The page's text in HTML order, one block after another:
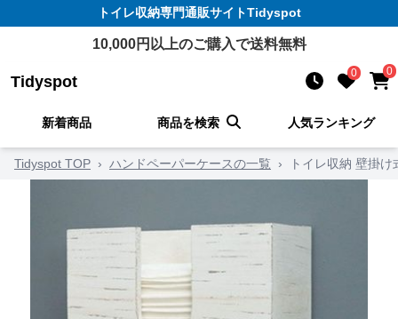
トイレ収納専門通販サイトTidyspot
10,000円以上のご購入で送料無料
Tidyspot 0 0
新着商品 商品を検索 人気ランキング
Tidyspot TOP › ハンドペーパーケースの一覧 › トイレ収納 壁掛